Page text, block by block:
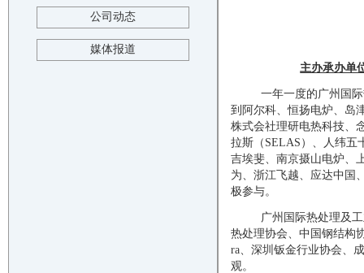
公司动态
媒体报道
主办承办单
一年一度的广州国
到 阿尔科、恒扬电炉、岛
株式会社理研电热科技、
拉斯（ SELAS）、人纬五
吉埃斐、南京摄山电炉、
为、浙江飞越、应达中国
极参与。
广州国际热处理及
热处理协会、中国钢结构
ra、深圳钣金行业协会、
观。